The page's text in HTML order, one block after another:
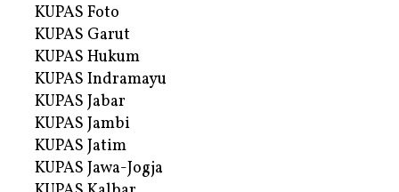
KUPAS Foto
KUPAS Garut
KUPAS Hukum
KUPAS Indramayu
KUPAS Jabar
KUPAS Jambi
KUPAS Jatim
KUPAS Jawa-Jogja